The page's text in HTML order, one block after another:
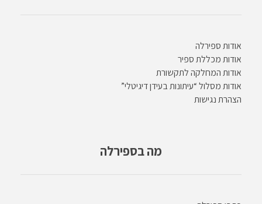
אודות ספירלה
אודות מכללת ספיר
אודות המחלקה לתקשורת
אודות מסלול “עיתונות בעידן דיגיטלי”
הצהרת נגישות
מה בספירלה